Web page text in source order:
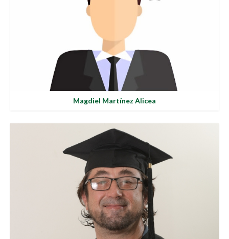
Magdiel Martínez Alicea